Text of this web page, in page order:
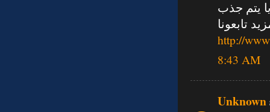
يتم جذب
تابعونا
http://
8:43 AM
Unknown